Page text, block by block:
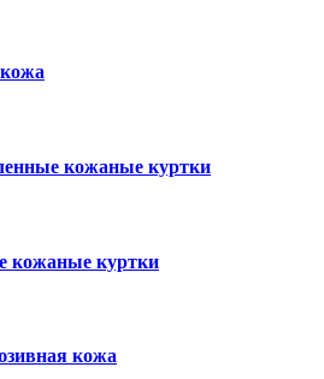
кожаные куртки
кожаные куртки
кожа